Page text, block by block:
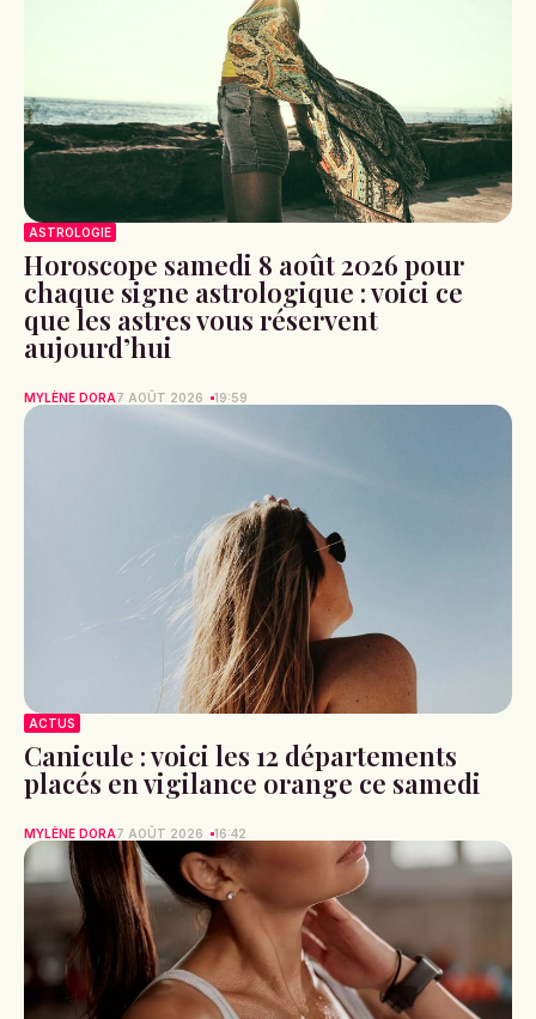
ASTROLOGIE
Horoscope samedi 8 août 2026 pour
chaque signe astrologique : voici ce
que les astres vous réservent
aujourd’hui
MYLÈNE DORA7 AOÛT 2026 19:59
ACTUS
Canicule : voici les 12 départements
placés en vigilance orange ce samedi
MYLÈNE DORA7 AOÛT 2026 16:42